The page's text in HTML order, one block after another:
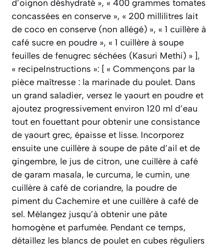
d’oignon déshydraté », « 400 grammes tomates
concassées en conserve », « 200 millilitres lait
de coco en conserve (non allégé) », « 1 cuillère à
café sucre en poudre », « 1 cuillère à soupe
feuilles de fenugrec séchées (Kasuri Methi) » ],
« recipeInstructions »: [ « Commençons par la
pièce maîtresse : la marinade du poulet. Dans
un grand saladier, versez le yaourt en poudre et
ajoutez progressivement environ 120 ml d’eau
tout en fouettant pour obtenir une consistance
de yaourt grec, épaisse et lisse. Incorporez
ensuite une cuillère à soupe de pâte d’ail et de
gingembre, le jus de citron, une cuillère à café
de garam masala, le curcuma, le cumin, une
cuillère à café de coriandre, la poudre de
piment du Cachemire et une cuillère à café de
sel. Mélangez jusqu’à obtenir une pâte
homogène et parfumée. Pendant ce temps,
détaillez les blancs de poulet en cubes réguliers